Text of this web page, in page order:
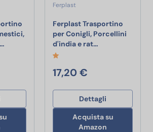
PETEMOO Trasportino per Animali
Ferplast
Ferplast Trasportino
per Conigli, Porcellini
d'india e rat…
17,20 €
Dettagli
Acquista su
Amazon